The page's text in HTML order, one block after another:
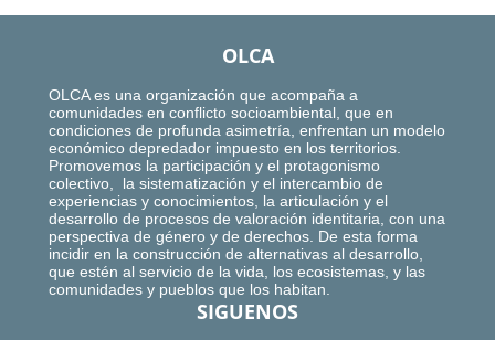
OLCA
OLCA es una organización que acompaña a
comunidades en conflicto socioambiental, que en
condiciones de profunda asimetría, enfrentan un modelo
económico depredador impuesto en los territorios.
Promovemos la participación y el protagonismo
colectivo, la sistematización y el intercambio de
experiencias y conocimientos, la articulación y el
desarrollo de procesos de valoración identitaria, con una
perspectiva de género y de derechos. De esta forma
incidir en la construcción de alternativas al desarrollo,
que estén al servicio de la vida, los ecosistemas, y las
comunidades y pueblos que los habitan.
SIGUENOS